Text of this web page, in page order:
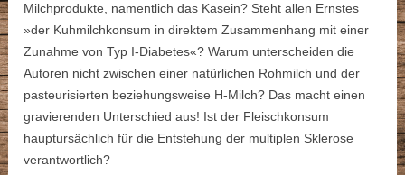
Milchprodukte, namentlich das Kasein? Steht allen Ernstes
»der Kuhmilchkonsum in direktem Zusammenhang mit einer
Zunahme von Typ I-Diabetes«? Warum unterscheiden die
Autoren nicht zwischen einer natürlichen Rohmilch und der
pasteurisierten beziehungsweise H-Milch? Das macht einen
gravierenden Unterschied aus! Ist der Fleischkonsum
hauptursächlich für die Entstehung der multiplen Sklerose
verantwortlich?